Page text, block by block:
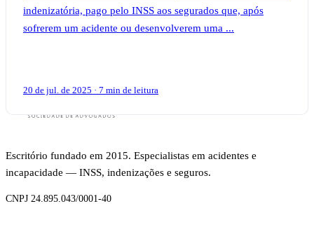
indenizatória, pago pelo INSS aos segurados que, após
sofrerem um acidente ou desenvolverem uma ...
20 de jul. de 2025 · 7 min de leitura
Escritório fundado em 2015. Especialistas em acidentes e
incapacidade — INSS, indenizações e seguros.
CNPJ 24.895.043/0001-40